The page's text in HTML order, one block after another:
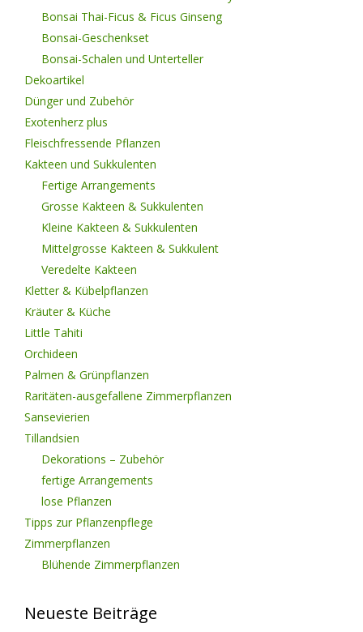
Bonsai Thai-Ficus & Ficus Ginseng
Bonsai-Geschenkset
Bonsai-Schalen und Unterteller
Dekoartikel
Dünger und Zubehör
Exotenherz plus
Fleischfressende Pflanzen
Kakteen und Sukkulenten
Fertige Arrangements
Grosse Kakteen & Sukkulenten
Kleine Kakteen & Sukkulenten
Mittelgrosse Kakteen & Sukkulent
Veredelte Kakteen
Kletter & Kübelpflanzen
Kräuter & Küche
Little Tahiti
Orchideen
Palmen & Grünpflanzen
Raritäten-ausgefallene Zimmerpflanzen
Sansevierien
Tillandsien
Dekorations – Zubehör
fertige Arrangements
lose Pflanzen
Tipps zur Pflanzenpflege
Zimmerpflanzen
Blühende Zimmerpflanzen
Neueste Beiträge